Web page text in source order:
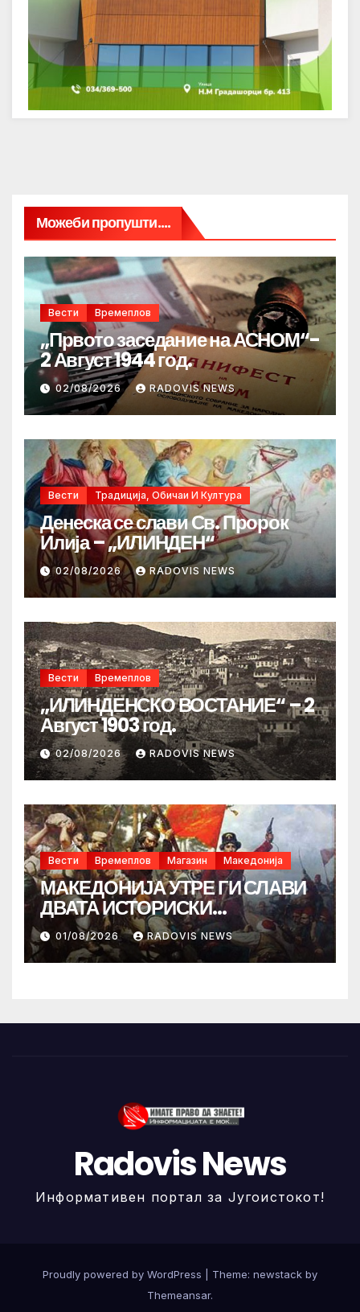
Можеби пропушти....
Вести Времеплов
„Првото заседание на АСНОМ“-
2 Август 1944 год.
02/08/2026 RADOVIS NEWS
Вести Традиција, Обичаи И Култура
Денеска се слави Св. Пророк
Илија – „ИЛИНДЕН“
02/08/2026 RADOVIS NEWS
Вести Времеплов
„ИЛИНДЕНСКО ВОСТАНИЕ“ – 2
Август 1903 год.
02/08/2026 RADOVIS NEWS
Вести Времеплов Магазин Македонија
МАКЕДОНИЈА УТРЕ ГИ СЛАВИ
ДВАТА ИСТОРИСКИ
ИЛИНДЕНА!
01/08/2026 RADOVIS NEWS
Radovis News
Информативен портал за Југоистокот!
Proudly powered by WordPress
Theme: newstack by
Themeansar.